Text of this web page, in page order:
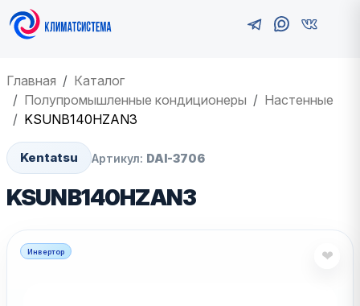
Главная
Каталог
Полупромышленные кондиционеры
Настенные
KSUNB140HZAN3
Kentatsu Артикул: DAI-3706
KSUNB140HZAN3
Инвертор ❤